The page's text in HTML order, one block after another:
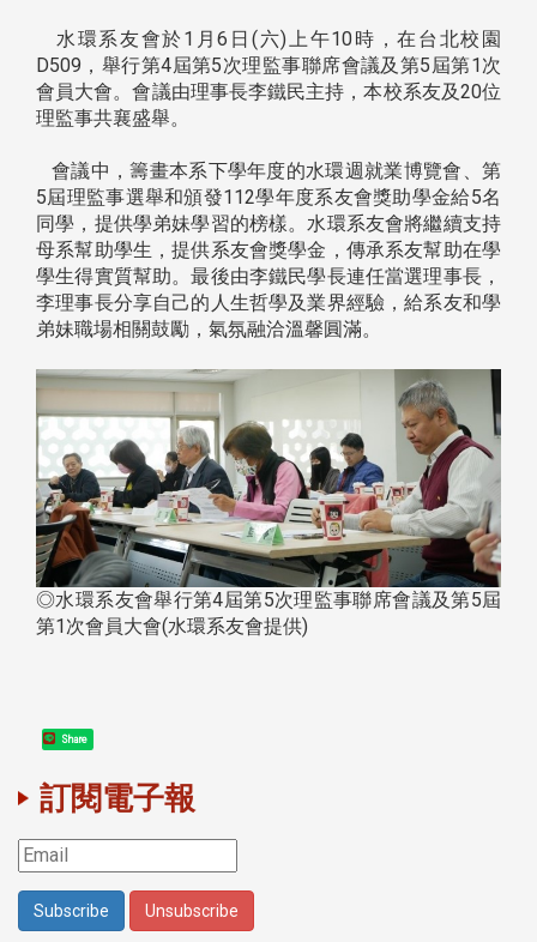
水環系友會於1月6日(六)上午10時，在台北校園
D509，舉行第4屆第5次理監事聯席會議及第5屆第1次
會員大會。會議由理事長李鐵民主持，本校系友及20位
理監事共襄盛舉。
會議中，籌畫本系下學年度的水環週就業博覽會、第
5屆理監事選舉和頒發112學年度系友會獎助學金給5名
同學，提供學弟妹學習的榜樣。水環系友會將繼續支持
母系幫助學生，提供系友會獎學金，傳承系友幫助在學
學生得實質幫助。最後由李鐵民學長連任當選理事長，
李理事長分享自己的人生哲學及業界經驗，給系友和學
弟妹職場相關鼓勵，氣氛融洽溫馨圓滿。
◎水環系友會舉行第4屆第5次理監事聯席會議及第5屆
第1次會員大會(水環系友會提供)
Share
訂閱電子報